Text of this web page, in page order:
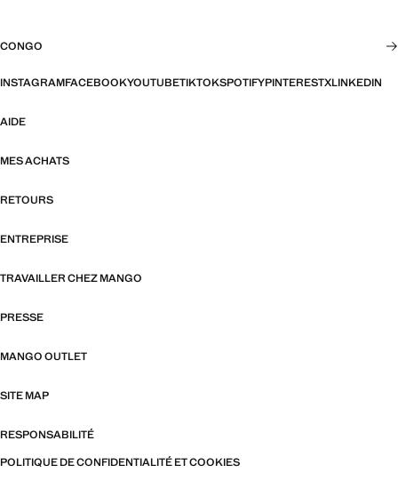
CONGO
INSTAGRAMFACEBOOKYOUTUBETIKTOKSPOTIFYPINTERESTXLINKEDIN
AIDE
MES ACHATS
RETOURS
ENTREPRISE
TRAVAILLER CHEZ MANGO
PRESSE
MANGO OUTLET
SITE MAP
RESPONSABILITÉ
POLITIQUE DE CONFIDENTIALITÉ ET COOKIES